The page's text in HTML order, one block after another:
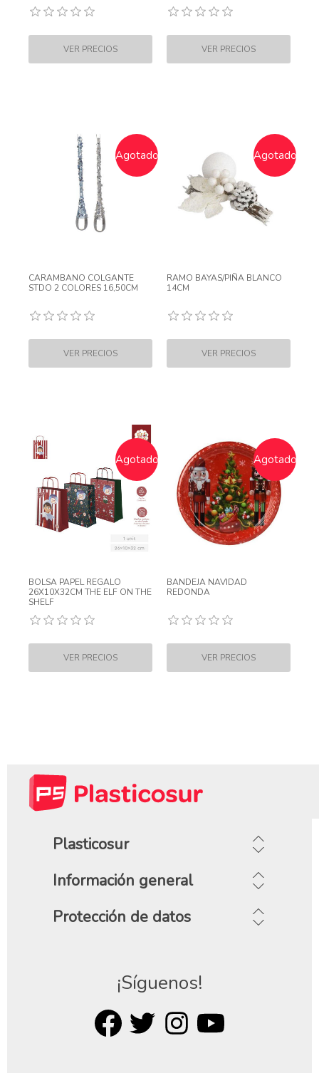
Agotado
CARAMBANO COLGANTE
STDO 2 COLORES 16,50CM
Agotado
RAMO BAYAS/PIÑA BLANCO
14CM
Agotado
BOLSA PAPEL REGALO
26X10X32CM THE ELF ON THE
SHELF
Agotado
BANDEJA NAVIDAD
REDONDA
Plasticosur
Información general
Protección de datos
¡Síguenos!